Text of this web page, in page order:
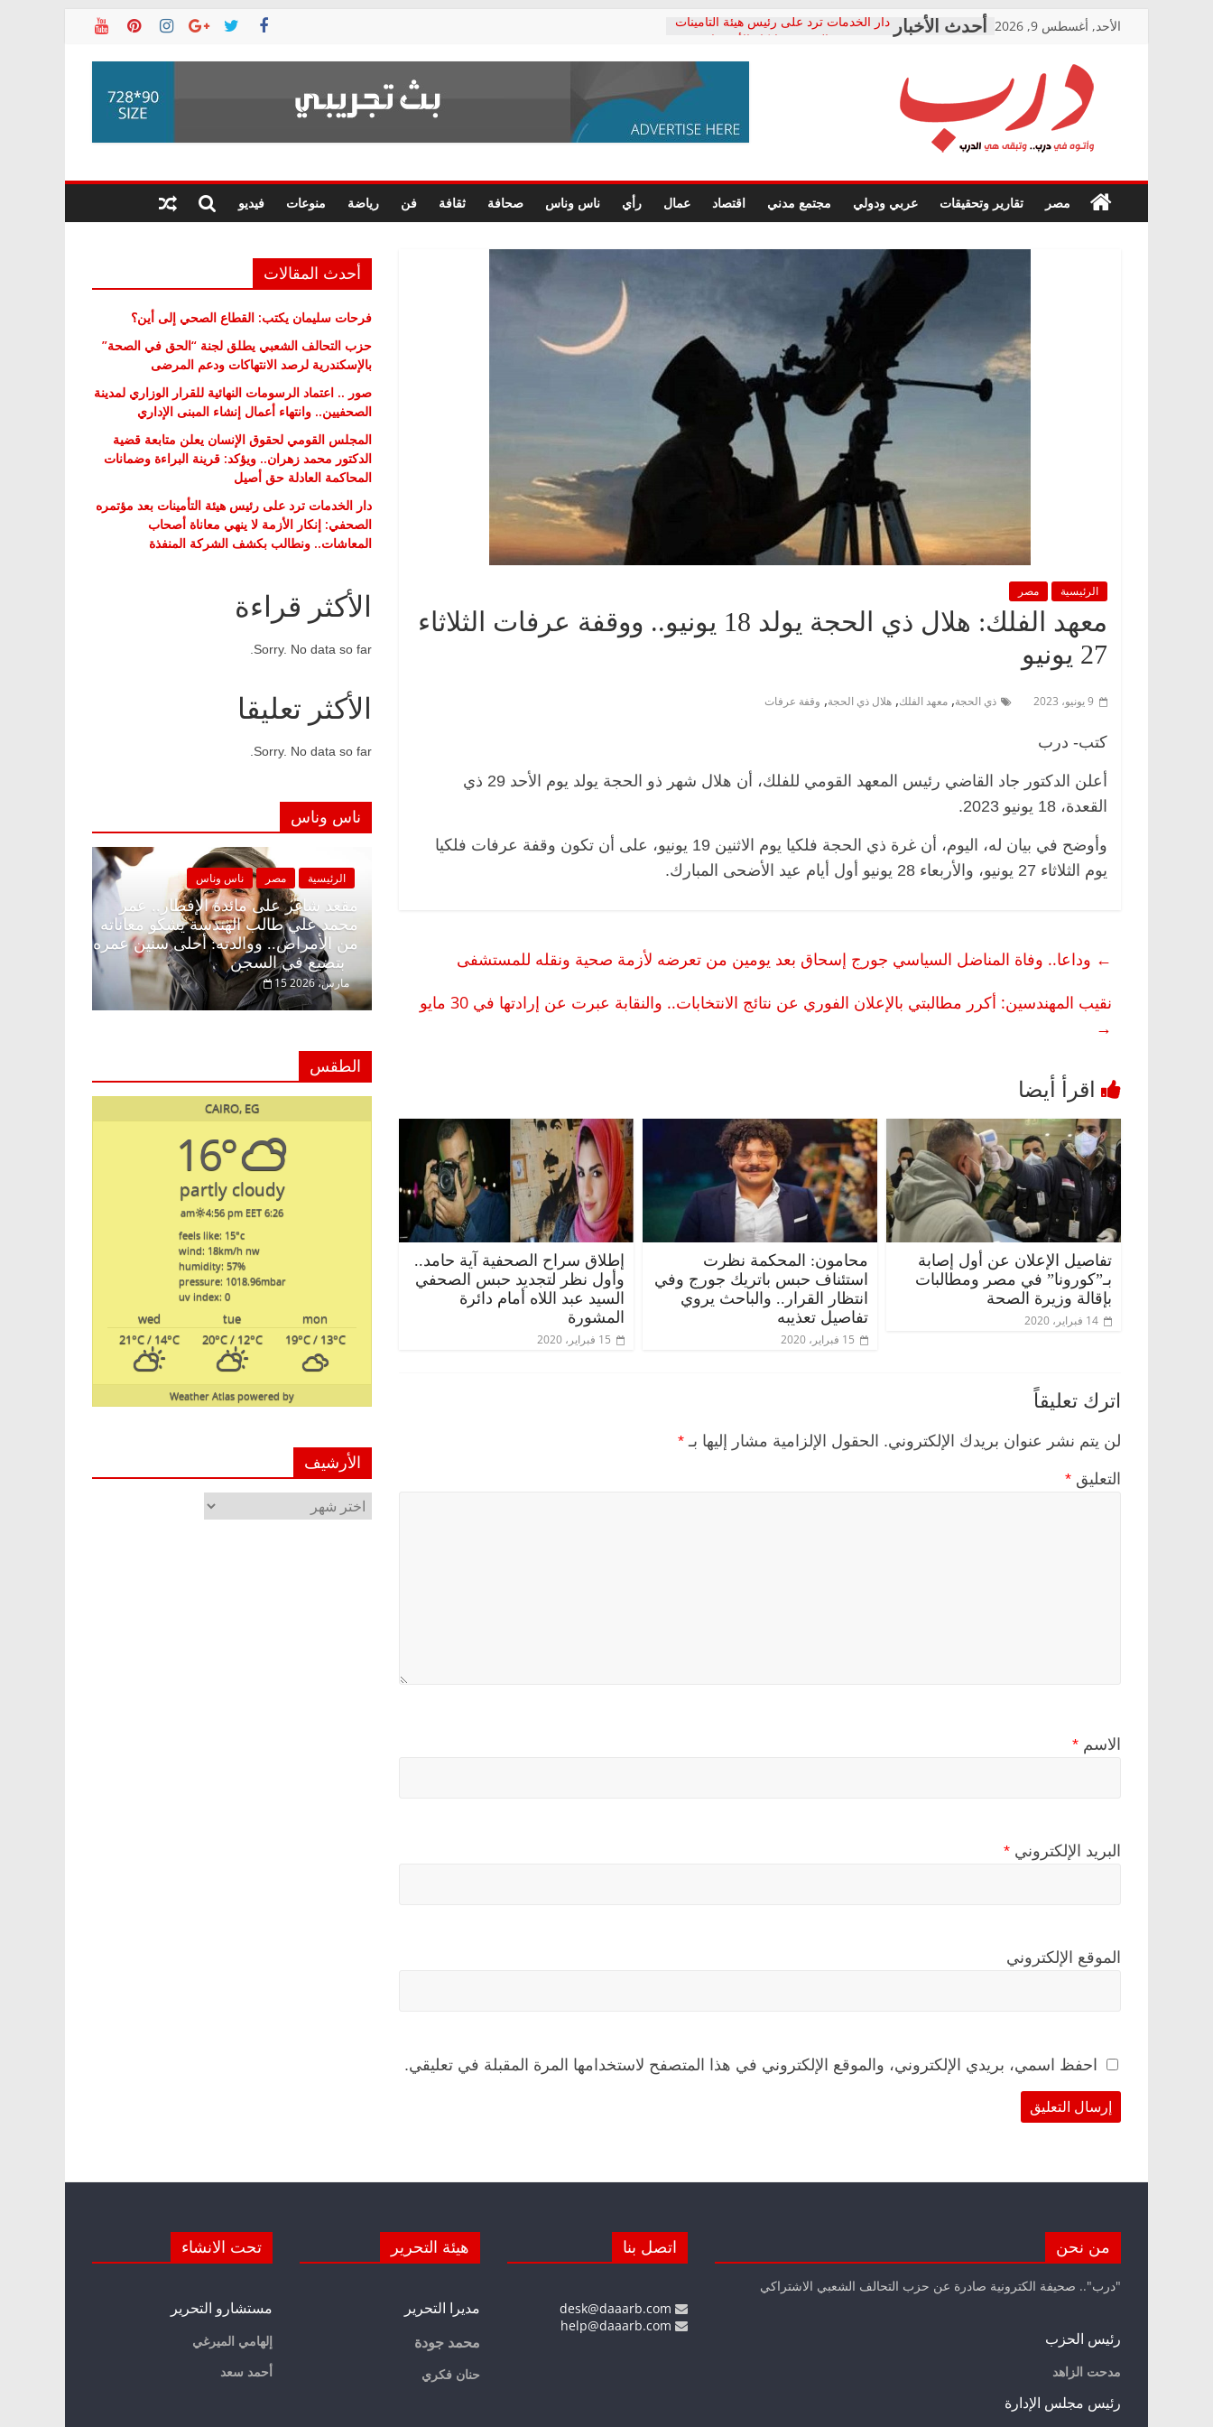
الأحد, أغسطس 9, 2026
دار الخدمات ترد على رئيس هيئة التأمينات
معاناة أصحاب المعاشات.. ونطالب بكشف
فرحات سليمان يكتب: القطاع الصحي إلى
حزب التحالف الشعبي يطلق لجنة “الحق
صور .. اعتماد الرسومات النهائية للقرار
الوزاري لمدينة الصحفيين.. وانتهاء أعمال
إنشاء المبنى الإداري
متابعة قضية الدكتور محمد زهران.. ويؤكد:
قرينة البراءة وضمانات المحاكمة العادلة
حق أصيل
درب
في
درب..
مصر تقارير وتحقيقات عربي ودولي مجتمع مدني اقتصاد عمال رأي ناس وناس صحافة ثقافة فن رياضة منوعات فيديو
الرئيسية مصر
معهد الفلك: هلال ذي الحجة يولد 18 يونيو.. ووقفة عرفات الثلاثاء
27 يونيو
9 يونيو، 2023 ذي الحجة, معهد الفلك, هلال ذي الحجة, وقفة عرفات
كتب- درب
أعلن الدكتور جاد القاضي رئيس المعهد القومي للفلك، أن هلال شهر ذو الحجة يولد يوم الأحد 29 ذي
القعدة، 18 يونيو 2023.
وأوضح في بيان له، اليوم، أن غرة ذي الحجة فلكيا يوم الاثنين 19 يونيو، على أن تكون وقفة عرفات فلكيا
يوم الثلاثاء 27 يونيو، والأربعاء 28 يونيو أول أيام عيد الأضحى المبارك.
← وداعا.. وفاة المناضل السياسي جورج إسحاق بعد يومين من تعرضه لأزمة صحية ونقله للمستشفى
نقيب المهندسين: أكرر مطالبتي بالإعلان الفوري عن نتائج الانتخابات.. والنقابة عبرت عن إرادتها في 30 مايو
→
تفاصيل الإعلان عن أول إصابة
بـ”كورونا” في مصر ومطالبات
بإقالة وزيرة الصحة
14 فبراير، 2020
محامون: المحكمة نظرت
استئناف حبس باتريك جورج وفي
انتظار القرار.. والباحث يروي
تفاصيل تعذيبه
15 فبراير، 2020
إطلاق سراح الصحفية آية حامد..
وأول نظر لتجديد حبس الصحفي
السيد عبد اللاه أمام دائرة
المشورة
15 فبراير، 2020
اترك تعليقاً
لن يتم نشر عنوان بريدك الإلكتروني. الحقول الإلزامية مشار إليها بـ *
التعليق *
الاسم *
البريد الإلكتروني *
الموقع الإلكتروني
احفظ اسمي، بريدي الإلكتروني، والموقع الإلكتروني في هذا المتصفح لاستخدامها المرة المقبلة في تعليقي.
أحدث المقالات
فرحات سليمان يكتب: القطاع الصحي إلى أين؟
حزب التحالف الشعبي يطلق لجنة “الحق في الصحة”
بالإسكندرية لرصد الانتهاكات ودعم المرضى
صور .. اعتماد الرسومات النهائية للقرار الوزاري لمدينة
الصحفيين.. وانتهاء أعمال إنشاء المبنى الإداري
المجلس القومي لحقوق الإنسان يعلن متابعة قضية
الدكتور محمد زهران.. ويؤكد: قرينة البراءة وضمانات
المحاكمة العادلة حق أصيل
دار الخدمات ترد على رئيس هيئة التأمينات بعد مؤتمره
الصحفي: إنكار الأزمة لا ينهي معاناة أصحاب
المعاشات.. ونطالب بكشف الشركة المنفذة
الأكثر قراءة
Sorry. No data so far.
الأكثر تعليقا
Sorry. No data so far.
ناس وناس
الرئيسية مصر ناس وناس
مقعد شاغر على مائدة الإفطار.. عمر
محمد علي طالب الهندسة يشكو
من الأمراض.. ووالدته: أحلى سنين
بتضيع في السجن
15 مارس، 2026
مقعد شاغر على الإفطار وبلكونة بلا زينة
رمضان.. د. عبدالخالق فاروق خبير
اقتصادي في انتظار حلم الحرية ولمة
الحبايب
الرئيسية مصر ناس وناس
(بروفايل)
للحرية (بروفايل)
الطقس
CAIRO, EG
16°
partly cloudy
6:26 am
4:56 pm EET
feels like: 15°c
wind: 18km/h nw
humidity: 57%
pressure: 1018.96mbar
uv index: 0
mon
tue
wed
19°C/ 13°C
20°C/ 12°C
21°C/ 14°C
powered by
Weather Atlas
الأرشيف
الأرشيف
من نحن
"درب".. صحيفة الكترونية صادرة عن حزب التحالف الشعبي الاشتراكي
رئيس الحزب
مدحت الزاهد
رئيس مجلس الإدارة
اتصل بنا هيئة التحرير
مديرا التحرير
محمد جودة
حنان فكري
تحت الانشاء
مستشارو التحرير
إلهامي الميرغي
أحمد سعد